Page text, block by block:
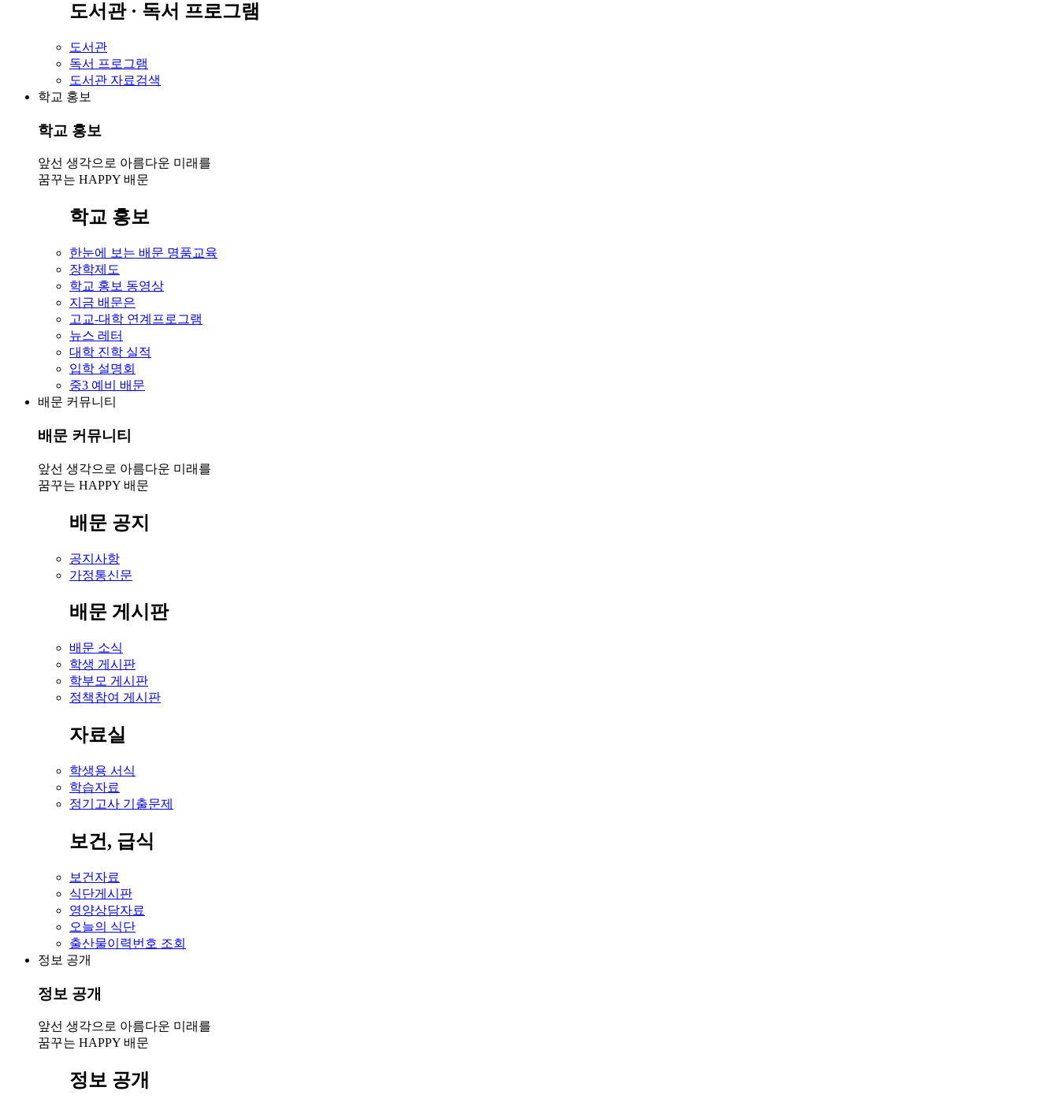
도서관 · 독서 프로그램
도서관
독서 프로그램
도서관 자료검색
학교 홍보
학교 홍보
앞선 생각으로 아름다운 미래를
꿈꾸는 HAPPY 배문
학교 홍보
한눈에 보는 배문 명품교육
장학제도
학교 홍보 동영상
지금 배문은
고교-대학 연계프로그램
뉴스 레터
대학 진학 실적
입학 설명회
중3 예비 배문
배문 커뮤니티
배문 커뮤니티
앞선 생각으로 아름다운 미래를
꿈꾸는 HAPPY 배문
배문 공지
공지사항
가정통신문
배문 게시판
배문 소식
학생 게시판
학부모 게시판
정책참여 게시판
자료실
학생용 서식
학습자료
정기고사 기출문제
보건, 급식
보건자료
식단게시판
영양상담자료
오늘의 식단
출산물이력번호 조회
정보 공개
정보 공개
앞선 생각으로 아름다운 미래를
꿈꾸는 HAPPY 배문
정보 공개